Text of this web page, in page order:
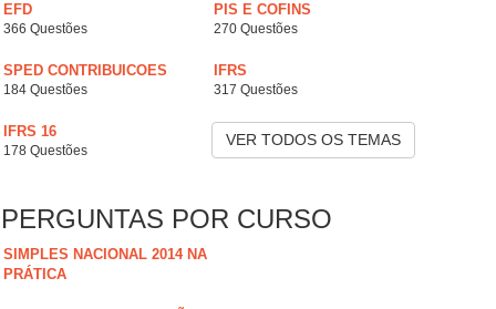
EFD
366 Questões
PIS E COFINS
270 Questões
SPED CONTRIBUICOES
184 Questões
IFRS
317 Questões
IFRS 16
178 Questões
VER TODOS OS TEMAS
PERGUNTAS POR CURSO
SIMPLES NACIONAL 2014 NA
PRÁTICA